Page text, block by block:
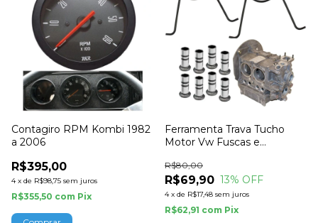
Contagiro RPM Kombi 1982
a 2006
R$395,00
4 x de R$98,75 sem juros
R$355,50 com Pix
Ferramenta Trava Tucho
Motor Vw Fuscas e
R$69,90
R$80,00
13% OFF
4 x de R$17,48 sem juros
R$62,91 com Pix